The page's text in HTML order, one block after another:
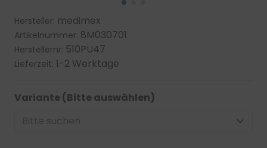
Hersteller: medimex
Artikelnummer: 8M030701
Herstellernr: 510PU47
Lieferzeit: 1-2 Werktage
Variante (Bitte auswählen)